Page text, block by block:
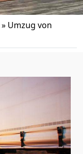
» Umzug von